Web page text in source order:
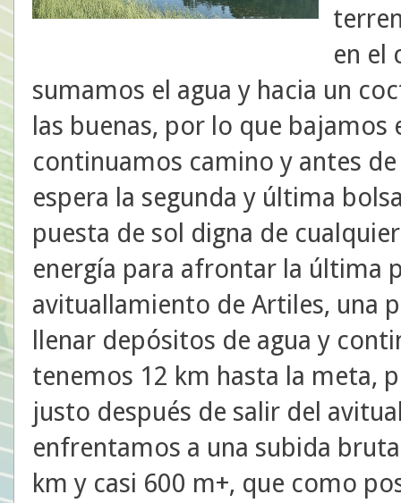
en el
sumamos el agua y hacia un
las buenas, por lo que
continuamos camino y antes
espera la segunda y última
puesta de sol digna de
energía para afrontar la última
avituallamiento de Artiles, una
llenar depósitos de agua y
tenemos 12 km hasta la meta,
justo después de salir del
enfrentamos a una subida
km y casi 600 m+, que como